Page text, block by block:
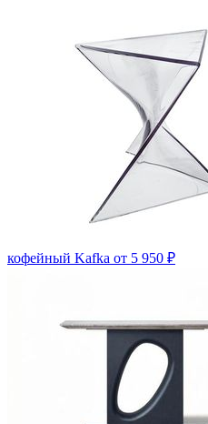
кофейный Kafka от 5 950 ₽